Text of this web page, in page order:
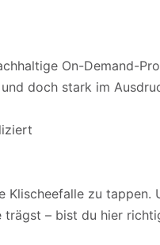
On-Demand-
doch stark im
zu
trägst – bist du hier